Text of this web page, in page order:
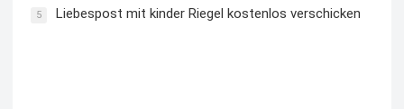
5 Liebespost mit kinder Riegel kostenlos verschicken